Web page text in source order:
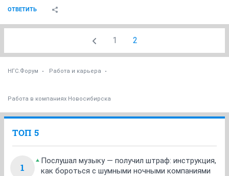
ОТВЕТИТЬ
1 2
НГС.Форум Работа и карьера
Работа в компаниях Новосибирска
ТОП 5
1
Послушал музыку — получил штраф: инструкция,
как бороться с шумными ночными компаниями